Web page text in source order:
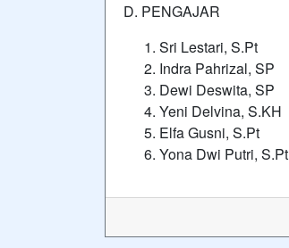
D. PENGAJAR
Sri Lestari, S.Pt
Indra Pahrizal, SP
Dewi Deswita, SP
Yeni Delvina, S.KH
Elfa Gusni, S.Pt
Yona Dwi Putri, S.Pt